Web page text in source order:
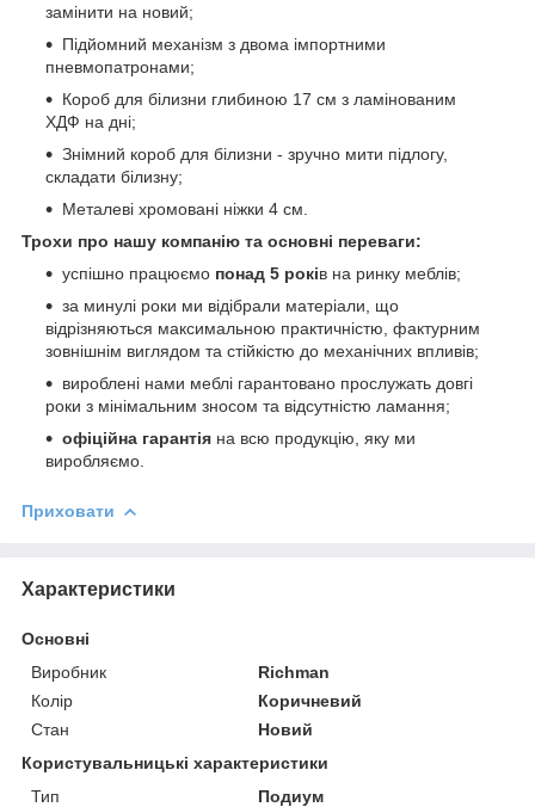
замінити на новий;
Підйомний механізм з двома імпортними
пневмопатронами;
Короб для білизни глибиною 17 см з ламінованим
ХДФ на дні;
Знімний короб для білизни - зручно мити підлогу,
складати білизну;
Металеві хромовані ніжки 4 см.
Трохи про нашу компанію та основні переваги:
успішно працюємо понад 5 років на ринку меблів;
за минулі роки ми відібрали матеріали, що
відрізняються максимальною практичністю, фактурним
зовнішнім виглядом та стійкістю до механічних впливів;
вироблені нами меблі гарантовано прослужать довгі
роки з мінімальним зносом та відсутністю ламання;
офіційна гарантія на всю продукцію, яку ми
виробляємо.
Приховати
Характеристики
Основні
Виробник
Richman
Колір
Коричневий
Стан
Новий
Користувальницькі характеристики
Тип
Подиум